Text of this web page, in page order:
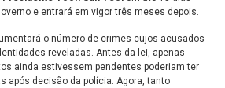
e entrará em vigor três meses depois.
o número de crimes cujos acusados
reveladas. Antes da lei, apenas
ainda estivessem pendentes poderiam ter
após decisão da polícia. Agora, tanto